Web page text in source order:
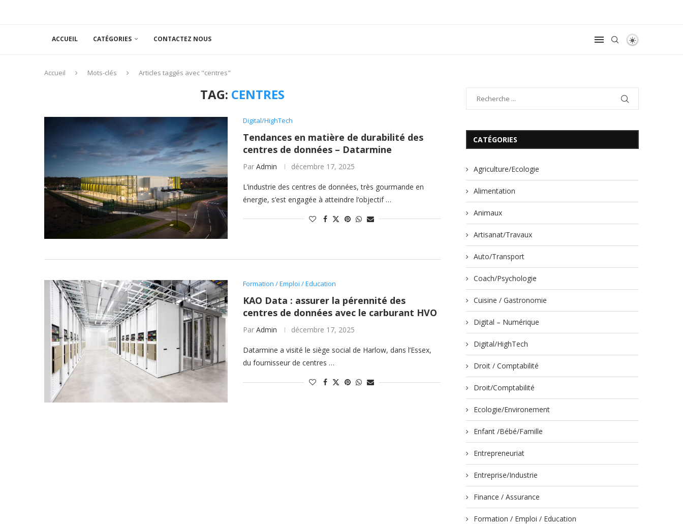
ACCUEIL CATÉGORIES CONTACTEZ NOUS
Accueil Mots-clés Articles taggés avec "centres"
TAG: CENTRES
Digital/HighTech
Tendances en matière de durabilité des
centres de données – Datarmine
Par Admin décembre 17, 2025
L’industrie des centres de données, très gourmande en
énergie, s’est engagée à atteindre l’objectif …
Formation / Emploi / Education
KAO Data : assurer la pérennité des
centres de données avec le carburant HVO
Par Admin décembre 17, 2025
Datarmine a visité le siège social de Harlow, dans l’Essex,
du fournisseur de centres …
CATÉGORIES
Agriculture/Ecologie
Alimentation
Animaux
Artisanat/Travaux
Auto/Transport
Coach/Psychologie
Cuisine / Gastronomie
Digital – Numérique
Digital/HighTech
Droit / Comptabilité
Droit/Comptabilité
Ecologie/Environement
Enfant /Bébé/Famille
Entrepreneuriat
Entreprise/Industrie
Finance / Assurance
Formation / Emploi / Education